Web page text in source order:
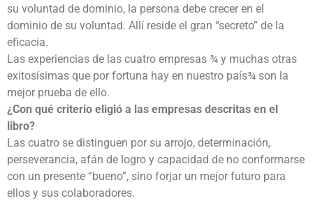
su voluntad de dominio, la persona debe crecer en el
dominio de su voluntad. Allí reside el gran “secreto” de la
eficacia.
Las experiencias de las cuatro empresas ¾ y muchas otras
exitosísimas que por fortuna hay en nuestro país¾ son la
mejor prueba de ello.
¿Con qué criterio eligió a las empresas descritas en el
libro?
Las cuatro se distinguen por su arrojo, determinación,
perseverancia, afán de logro y capacidad de no conformarse
con un presente “bueno”, sino forjar un mejor futuro para
ellos y sus colaboradores.